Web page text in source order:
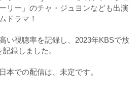
リー」のチャ・ジュヨンなども出演
ドラマ！
い視聴率を記録し、2023年KBSで放
録しました。
本での配信は、未定です。